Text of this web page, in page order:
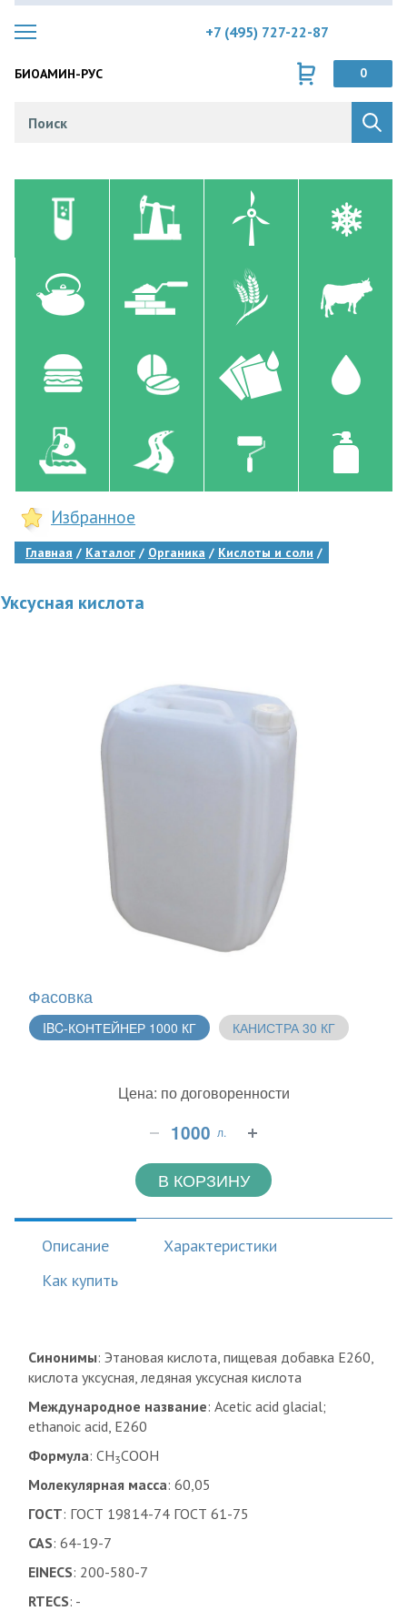
+7 (495) 727-22-87
БИОАМИН-РУС 0
Избранное
Главная Каталог Органика Кислоты и соли
Уксусная кислота
Фасовка
IBC-КОНТЕЙНЕР 1000 КГ КАНИСТРА 30 КГ
Цена: по договоренности
л.
В КОРЗИНУ
Описание
Характеристики
Как купить
Синонимы: Этановая кислота, пищевая добавка E260,
кислота уксусная, ледяная уксусная кислота
Международное название: Acetic acid glacial;
ethanoic acid, E260
Формула: CH3COOH
Молекулярная масса: 60,05
ГОСТ: ГОСТ 19814-74 ГОСТ 61-75
CAS: 64-19-7
EINECS: 200-580-7
RTECS: -